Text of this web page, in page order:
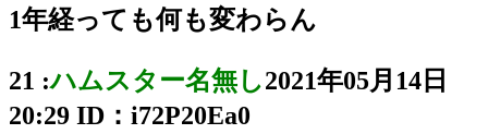
1年経っても何も変わらん
21 :ハムスター名無し2021年05月14日
20:29 ID：i72P20Ea0